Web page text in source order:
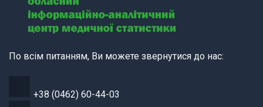
По всім питанням, Ви можете звернутися до нас:
+38 (0462) 60-44-03